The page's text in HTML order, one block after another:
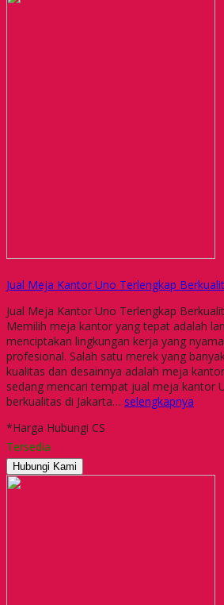
Jual Meja Kantor Uno Terlengkap
Jual Meja Kantor Uno Terlengkap
Memilih meja kantor yang tepat adalah
menciptakan lingkungan kerja yang
profesional. Salah satu merek yang
kualitas dan desainnya adalah meja
sedang mencari tempat jual meja kantor
berkualitas di Jakarta… selengkapnya
*Harga Hubungi CS
Tersedia
Hubungi Kami